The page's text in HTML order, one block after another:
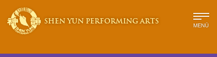
SHEN YUN PERFORMING ARTS MENÜ